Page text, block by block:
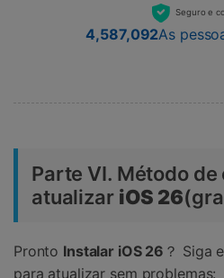
Seguro e
4,587,092As
Parte VI. Método de
atualizar iOS 26
Pronto Instalar iOS 26 ？ Siga
para atualizar sem problemas: